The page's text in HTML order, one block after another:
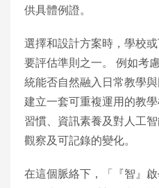
供具體例證。
選擇和設計方案時，學校或
要評估準則之一。 例如考
統能否自然融入日常教學
建立一套可重複運用的教
習慣、資訊素養及對人工
觀察及可記錄的變化。
在這個脈絡下，「『智』